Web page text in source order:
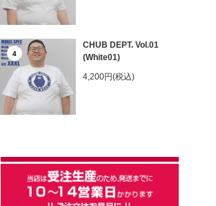
4
CHUB DEPT. Vol.01
(White01)
4,200円(税込)